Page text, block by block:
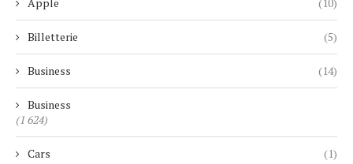
Billetterie (5)
Business (14)
Business
(1 624)
Cars (1)